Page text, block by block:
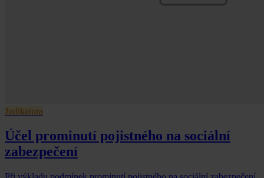
Judikatura
Účel prominutí pojistného na sociální
zabezpečení